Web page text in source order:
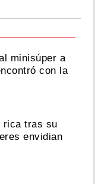
minisúper a
con la
rica tras su
envidian